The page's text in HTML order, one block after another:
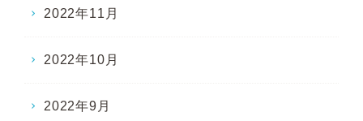
2022年11月
2022年10月
2022年9月